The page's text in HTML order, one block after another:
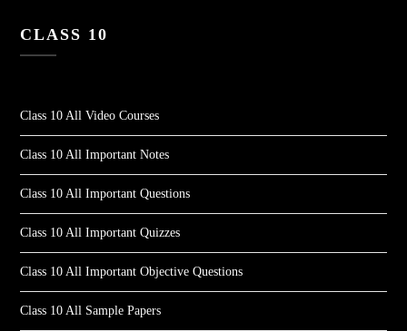
CLASS 10
Class 10 All Video Courses
Class 10 All Important Notes
Class 10 All Important Questions
Class 10 All Important Quizzes
Class 10 All Important Objective Questions
Class 10 All Sample Papers